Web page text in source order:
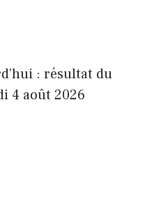
: résultat du
4 août 2026